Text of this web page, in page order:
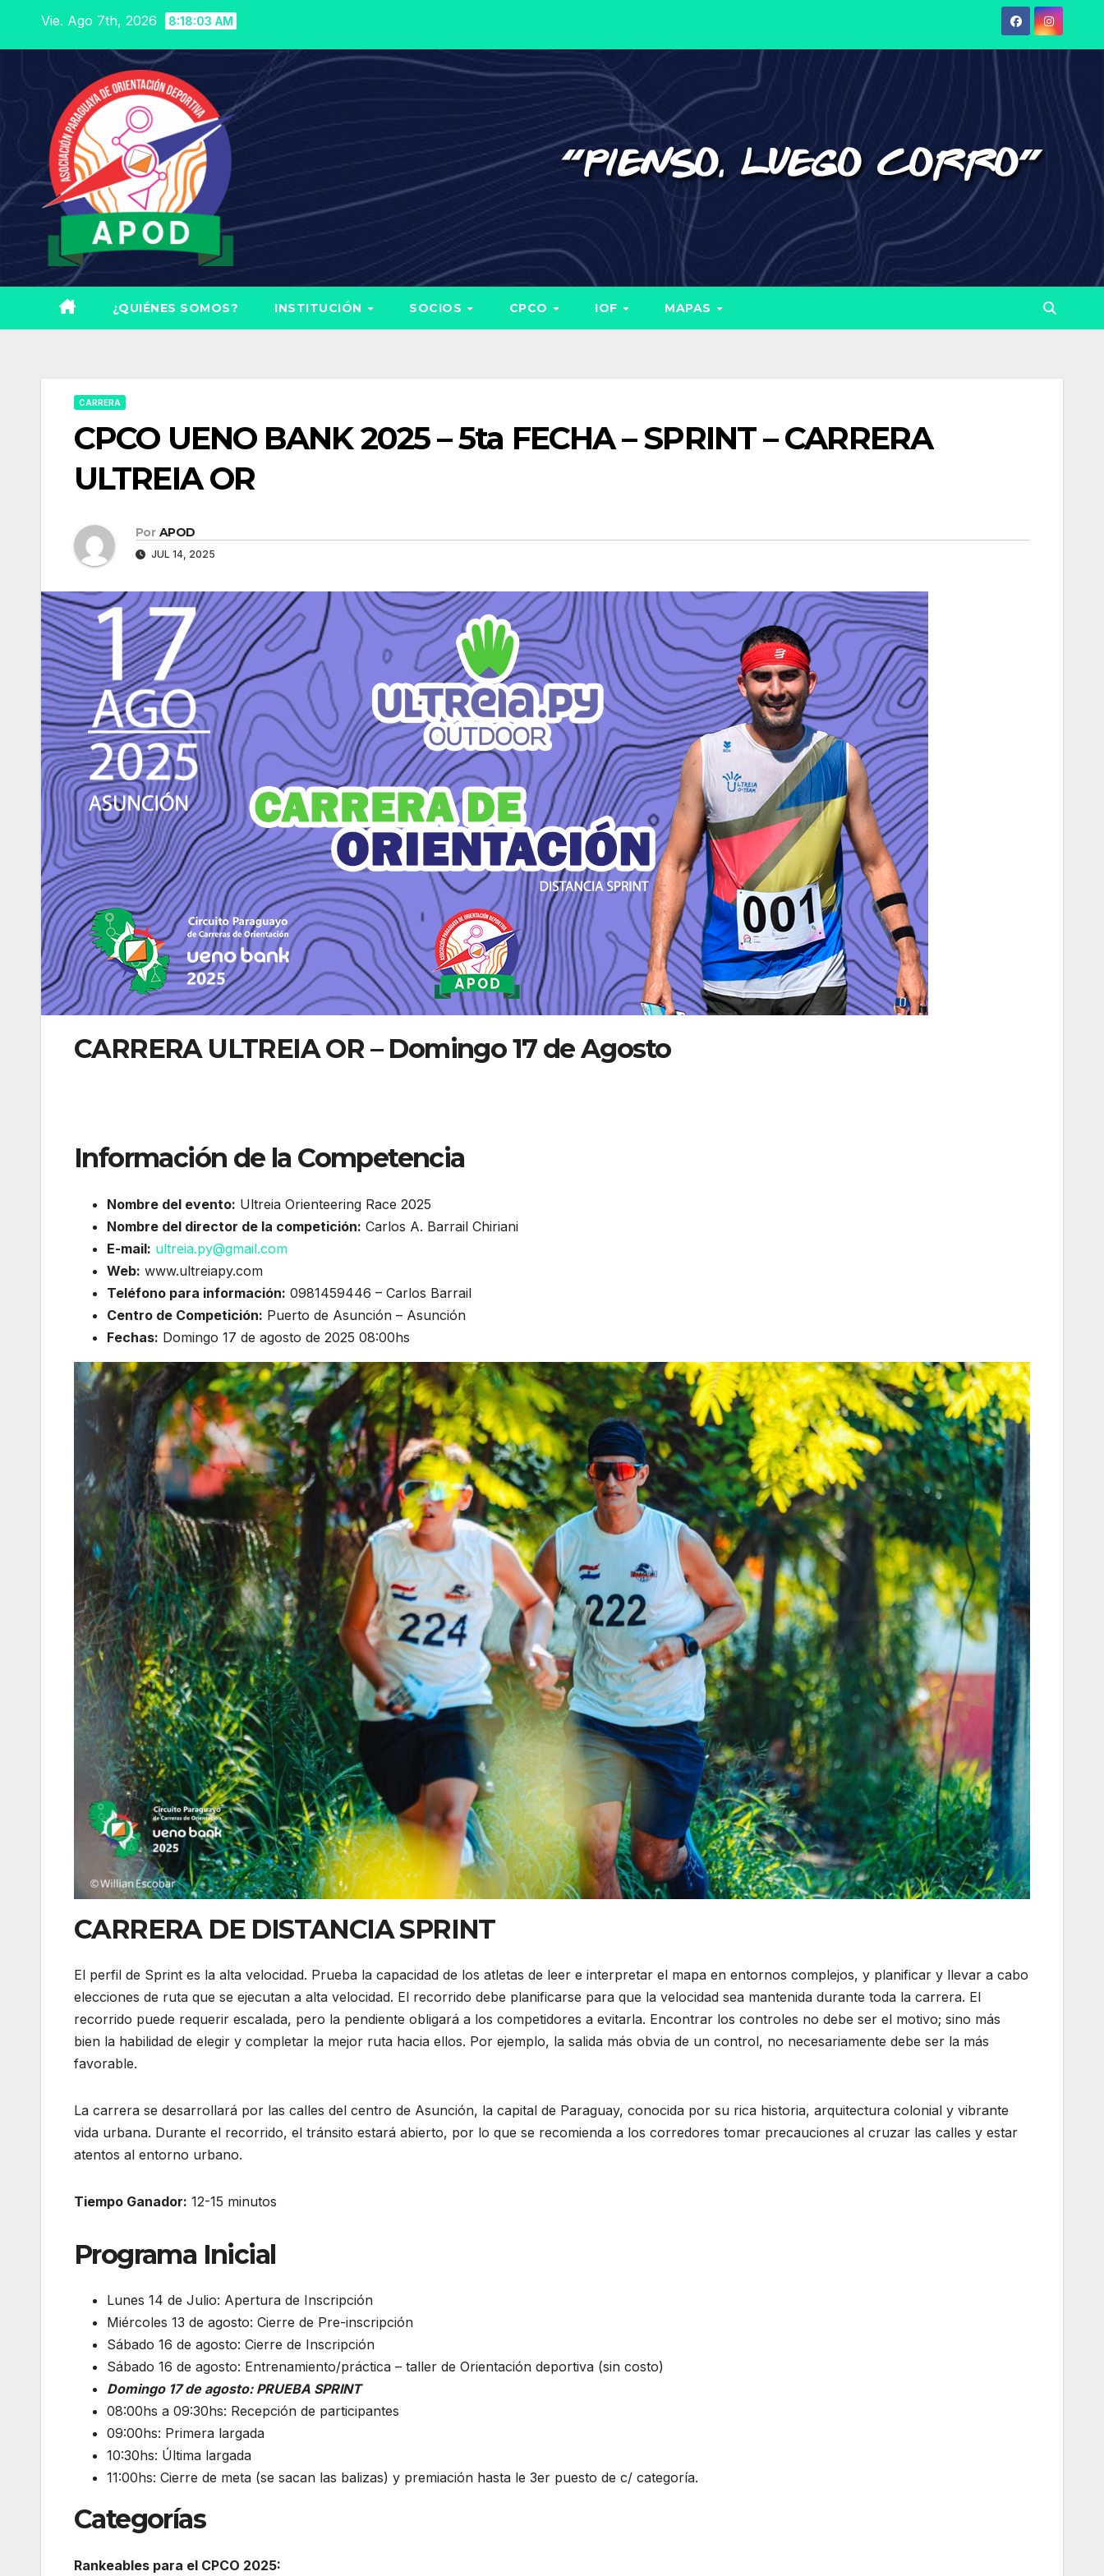
Vie. Ago 7th, 2026 8:18:05 AM
¿QUIÉNES SOMOS? INSTITUCIÓN SOCIOS CPCO IOF MAPAS
CARRERA
CPCO UENO BANK 2025 – 5ta FECHA – SPRINT – CARRERA
ULTREIA OR
Por APOD
JUL 14, 2025
CARRERA ULTREIA OR – Domingo 17 de Agosto
Información de la Competencia
Nombre del evento: Ultreia Orienteering Race 2025
Nombre del director de la competición: Carlos A. Barrail Chiriani
E-mail: ultreia.py@gmail.com
Web: www.ultreiapy.com
Teléfono para información: 0981459446 – Carlos Barrail
Centro de Competición: Puerto de Asunción – Asunción
Fechas: Domingo 17 de agosto de 2025 08:00hs
CARRERA DE DISTANCIA SPRINT
El perfil de Sprint es la alta velocidad. Prueba la capacidad de los atletas de leer e interpretar el mapa en entornos complejos, y planificar y llevar a cabo
elecciones de ruta que se ejecutan a alta velocidad. El recorrido debe planificarse para que la velocidad sea mantenida durante toda la carrera. El
recorrido puede requerir escalada, pero la pendiente obligará a los competidores a evitarla. Encontrar los controles no debe ser el motivo; sino más
bien la habilidad de elegir y completar la mejor ruta hacia ellos. Por ejemplo, la salida más obvia de un control, no necesariamente debe ser la más
favorable.
La carrera se desarrollará por las calles del centro de Asunción, la capital de Paraguay, conocida por su rica historia, arquitectura colonial y vibrante
vida urbana. Durante el recorrido, el tránsito estará abierto, por lo que se recomienda a los corredores tomar precauciones al cruzar las calles y estar
atentos al entorno urbano.
Tiempo Ganador: 12-15 minutos
Programa Inicial
Lunes 14 de Julio: Apertura de Inscripción
Miércoles 13 de agosto: Cierre de Pre-inscripción
Sábado 16 de agosto: Cierre de Inscripción
Sábado 16 de agosto: Entrenamiento/práctica – taller de Orientación deportiva (sin costo)
Domingo 17 de agosto: PRUEBA SPRINT
08:00hs a 09:30hs: Recepción de participantes
09:00hs: Primera largada
10:30hs: Última largada
11:00hs: Cierre de meta (se sacan las balizas) y premiación hasta le 3er puesto de c/ categoría.
Categorías
Rankeables para el CPCO 2025: